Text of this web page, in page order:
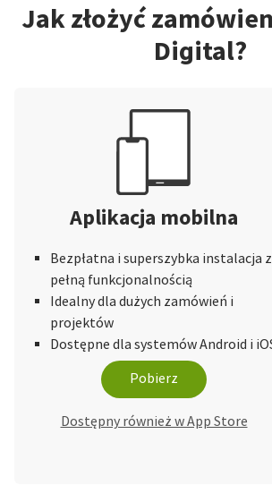
Jak złożyć
Digital?
Aplikacja mobilna
Bezpłatna i superszybka instalacja z
pełną funkcjonalnością
Idealny dla dużych zamówień i
projektów
Dostępne dla systemów Android i
Pobierz
Dostępny również w App Store